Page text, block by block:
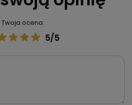
Twoja ocena:
5/5